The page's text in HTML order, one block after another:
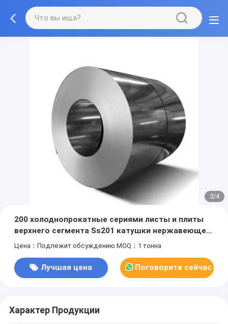
2/4
200 холоднопрокатные сериями листы и плиты
верхнего сегмента Ss201 катушки нержавеющей
стали
Цена：Подлежит обсуждению MOQ：1 тонна
Лучшая цена Поговорите сейчас
Характер Продукции